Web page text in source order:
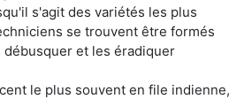
s'agit des variétés les plus
se trouvent être formés
et les éradiquer
le plus souvent en file indienne,